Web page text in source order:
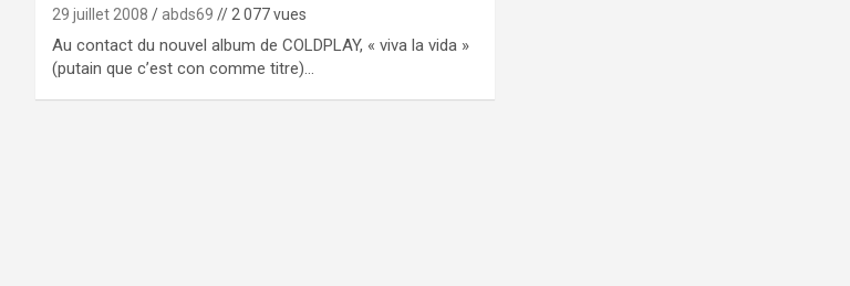
29 juillet 2008 abds69 // 2 077 vues
Au contact du nouvel album de COLDPLAY, « viva la vida »
(putain que c’est con comme titre)…